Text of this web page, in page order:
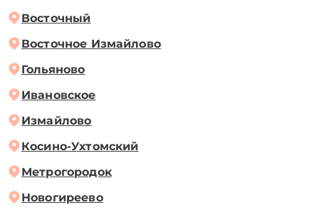
Восточный
Восточное Измайлово
Гольяново
Ивановское
Измайлово
Косино-Ухтомский
Метрогородок
Новогиреево